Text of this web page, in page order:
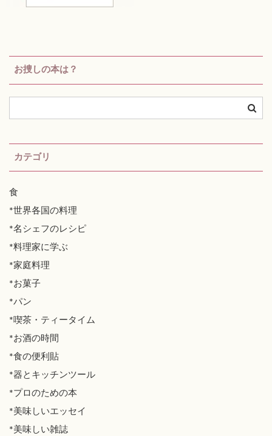
お捜しの本は？
カテゴリ
食
*世界各国の料理
*名シェフのレシピ
*料理家に学ぶ
*家庭料理
*お菓子
*パン
*喫茶・ティータイム
*お酒の時間
*食の便利貼
*器とキッチンツール
*プロのための本
*美味しいエッセイ
*美味しい雑誌